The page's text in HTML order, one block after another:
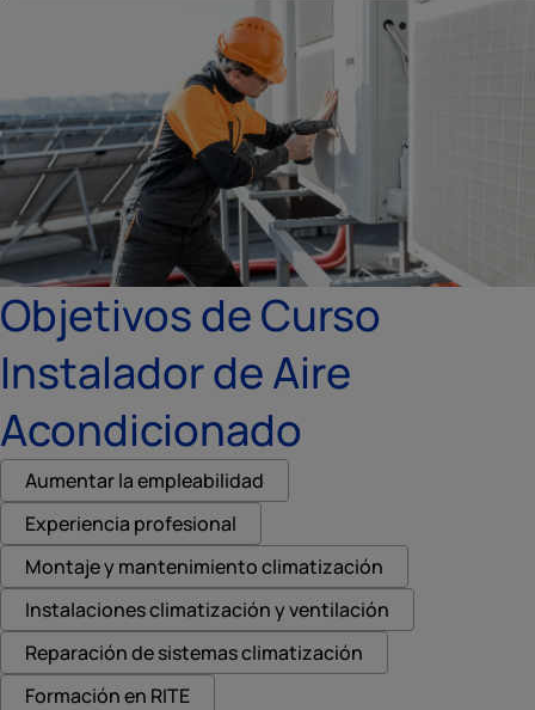
Objetivos de Curso
Instalador de Aire
Acondicionado
Aumentar la empleabilidad
Experiencia profesional
Montaje y mantenimiento climatización
Instalaciones climatización y ventilación
Reparación de sistemas climatización
Formación en RITE